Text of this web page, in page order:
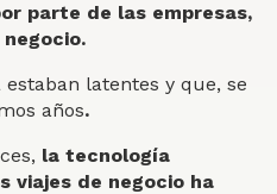
parte de las empresas,
latentes y que, se
años.
la tecnología
viajes de negocio ha